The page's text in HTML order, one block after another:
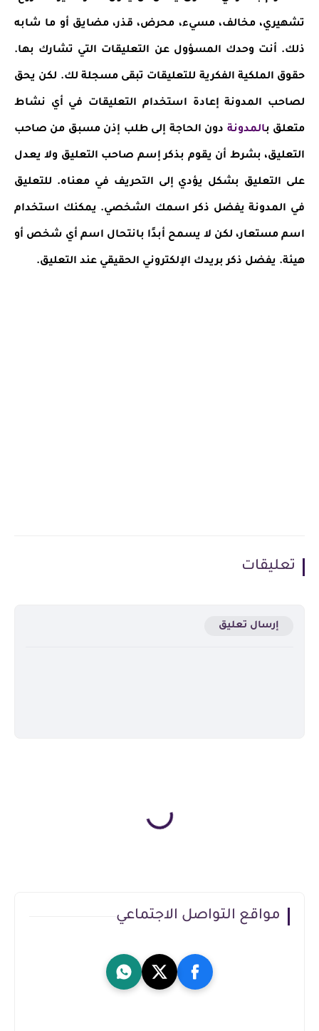
تشهيري، مخالف، مسيء، محرض، قذر، مضايق أو ما شابه
ذلك. أنت وحدك المسؤول عن التعليقات التي تشارك بها.
حقوق الملكية الفكرية للتعليقات تبقى مسجلة لك. لكن يحق
لصاحب المدونة إعادة استخدام التعليقات في أي نشاط
متعلق بالمدونة دون الحاجة إلى طلب إذن مسبق من صاحب
التعليق، بشرط أن يقوم بذكر إسم صاحب التعليق ولا يعدل
على التعليق بشكل يؤدي إلى التحريف في معناه. للتعليق
في المدونة يفضل ذكر اسمك الشخصي. يمكنك استخدام
اسم مستعار، لكن لا يسمح أبدًا بانتحال اسم أي شخص أو
هيئة. يفضل ذكر بريدك الإلكتروني الحقيقي عند التعليق.
تعليقات
إرسال تعليق
مواقع التواصل الاجتماعي